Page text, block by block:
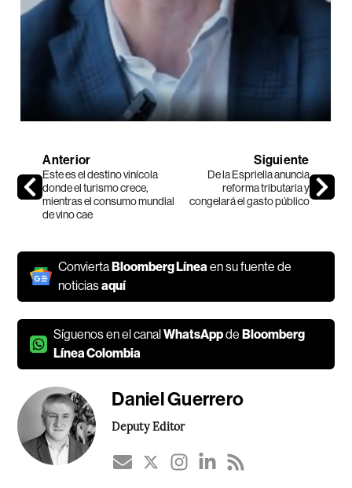
Anterior
Este es el destino vinícola
donde el turismo crece,
mientras el consumo mundial
de vino cae
Siguiente
De la Espriella anuncia
reforma tributaria y
congelará el gasto público
ConviertaBloomberg Línea en su fuente de
noticiasaquí
Síguenos en el canalWhatsAppdeBloomberg
Línea Colombia
Daniel Guerrero
Deputy Editor